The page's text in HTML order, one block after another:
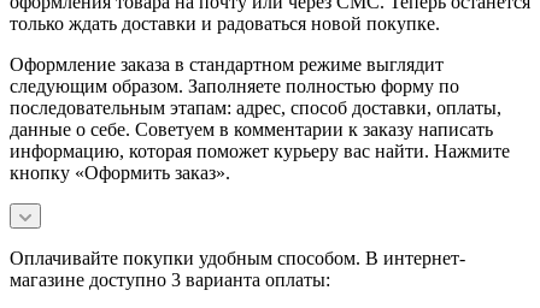
только ждать доставки и радоваться новой покупке.
Оформление заказа в стандартном режиме выглядит
следующим образом. Заполняете полностью форму по
последовательным этапам: адрес, способ доставки, оплаты,
данные о себе. Советуем в комментарии к заказу написать
информацию, которая поможет курьеру вас найти. Нажмите
кнопку «Оформить заказ».
Оплачивайте покупки удобным способом. В интернет-
магазине доступно 3 варианта оплаты: